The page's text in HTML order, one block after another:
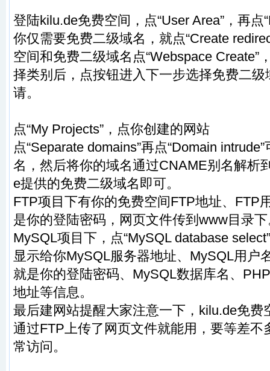
登陆kilu.de免费空间，点“User Area”，再点
你仅需要免费二级域名，就点“Create
空间和免费二级域名点“Webspace Create”
择类别后，点按钮进入下一步选择免费二
请。
点“My Projects”，点你创建的网站
点“Separate domains”再点“Domain
名，然后将你的域名通过CNAME别名解析
e提供的免费二级域名即可。
FTP项目下有你的免费空间FTP地址、FTP
是你的登陆密码，网页文件传到www目录
MySQL项目下，点“MySQL database
显示给你MySQL服务器地址、MySQL用户
就是你的登陆密码、MySQL数据库名、
地址等信息。
最后建网站提醒大家注意一下，kilu.de免费
通过FTP上传了网页文件就能用，要等差不
常访问。